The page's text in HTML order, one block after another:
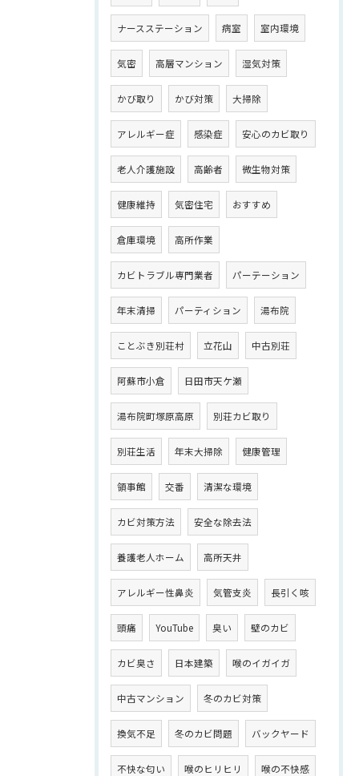
ナースステーション 病室 室内環境
気密 高層マンション 湿気対策
かび取り かび対策 大掃除
アレルギー症 感染症 安心のカビ取り
老人介護施設 高齢者 微生物対策
健康維持 気密住宅 おすすめ
倉庫環境 高所作業
カビトラブル専門業者 パーテーション
年末清掃 パーティション 湯布院
ことぶき別荘村 立花山 中古別荘
阿蘇市小倉 日田市天ケ瀬
湯布院町塚原高原 別荘カビ取り
別荘生活 年末大掃除 健康管理
領事館 交番 清潔な環境
カビ対策方法 安全な除去法
養護老人ホーム 高所天井
アレルギー性鼻炎 気管支炎 長引く咳
頭痛 YouTube 臭い 壁のカビ
カビ臭さ 日本建築 喉のイガイガ
中古マンション 冬のカビ対策
換気不足 冬のカビ問題 バックヤード
不快な匂い 喉のヒリヒリ 喉の不快感